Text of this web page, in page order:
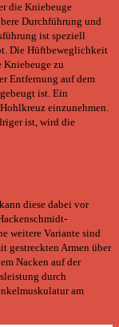
die Kniebeuge
Durchführung und
ist speziell
Die Hüftbeweglichkeit
Kniebeuge zu
Entfernung auf dem
ist. Ein
einzunehmen.
ist, wird die
diese dabei vor
weitere Variante sind
gestreckten Armen über
Nacken auf der
durch
am